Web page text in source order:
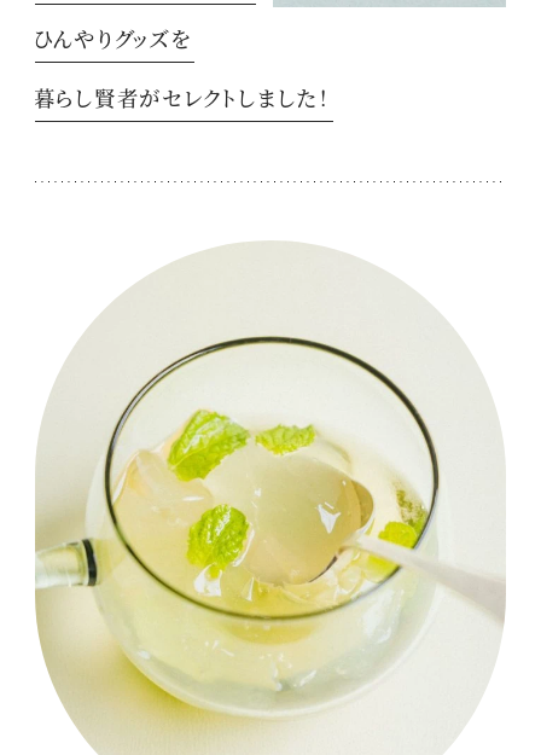
ひんやりグッズを
暮らし賢者がセレクトしました！